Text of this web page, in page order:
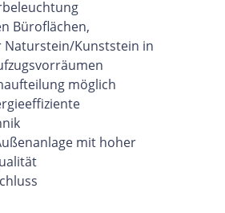
Büroflächen,
Naturstein/Kunststein in
möglich
mit hoher